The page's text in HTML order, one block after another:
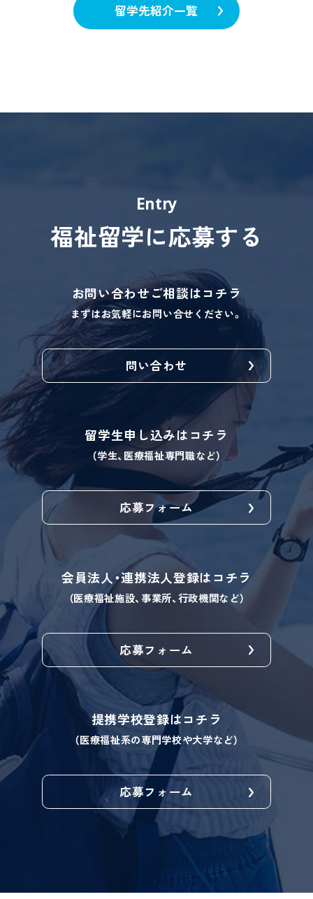
留学先紹介一覧
Entry
福祉留学に応募する
お問い合わせご相談はコチラ
まずはお気軽にお問い合せください。
問い合わせ
留学生申し込みはコチラ
（学生、医療福祉専門職など）
応募フォーム
会員法人・連携法人登録はコチラ
（医療福祉施設、事業所、行政機関など）
応募フォーム
提携学校登録はコチラ
（医療福祉系の専門学校や大学など）
応募フォーム